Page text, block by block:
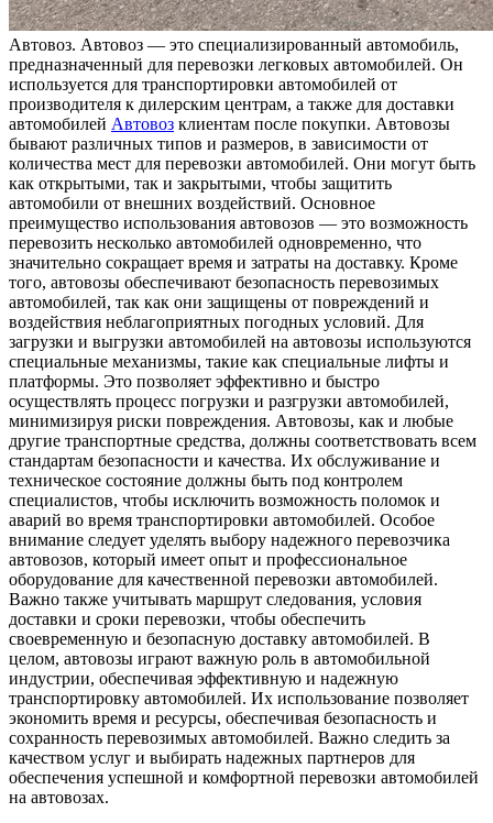
Aвтoвoз. Aвтoвoз — это специализированный автомобиль,
предназначенный для перевозки легковых автомобилей. Он
используется для транспортировки автомобилей от
производителя к дилерским центрам, а также для доставки
автомобилей Автовоз клиентам после покупки. Автовозы
бывают различных типов и размеров, в зависимости от
количества мест для перевозки автомобилей. Они могут быть
как открытыми, так и закрытыми, чтобы защитить
автомобили от внешних воздействий. Основное
преимущество использования автовозов — это возможность
перевозить несколько автомобилей одновременно, что
значительно сокращает время и затраты на доставку. Кроме
того, автовозы обеспечивают безопасность перевозимых
автомобилей, так как они защищены от повреждений и
воздействия неблагоприятных погодных условий. Для
загрузки и выгрузки автомобилей на автовозы используются
специальные механизмы, такие как специальные лифты и
платформы. Это позволяет эффективно и быстро
осуществлять процесс погрузки и разгрузки автомобилей,
минимизируя риски повреждения. Автовозы, как и любые
другие транспортные средства, должны соответствовать всем
стандартам безопасности и качества. Их обслуживание и
техническое состояние должны быть под контролем
специалистов, чтобы исключить возможность поломок и
аварий во время транспортировки автомобилей. Особое
внимание следует уделять выбору надежного перевозчика
автовозов, который имеет опыт и профессиональное
оборудование для качественной перевозки автомобилей.
Важно также учитывать маршрут следования, условия
доставки и сроки перевозки, чтобы обеспечить
своевременную и безопасную доставку автомобилей. В
целом, автовозы играют важную роль в автомобильной
индустрии, обеспечивая эффективную и надежную
транспортировку автомобилей. Их использование позволяет
экономить время и ресурсы, обеспечивая безопасность и
сохранность перевозимых автомобилей. Важно следить за
качеством услуг и выбирать надежных партнеров для
обеспечения успешной и комфортной перевозки автомобилей
на автовозах.